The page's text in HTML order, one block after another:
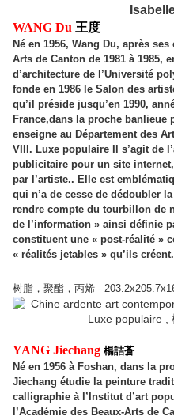
WANG Du 王度
Né en 1956, Wang Du, après
Arts de Canton de 1981 à 1985,
d’architecture de l’Université
fonde en 1986 le Salon des
qu’il préside jusqu’en 1990,
France,dans la proche banlieue
enseigne au Département des
VIII. Luxe populaire Il s’agit de
publicitaire pour un site
par l’artiste.. Elle est
qui n’a de cesse de dédoubler
rendre compte du tourbillon de
de l’information » ainsi définie
constituent une « post-réalité »
« réalités jetables » qu’ils créent.
王
树脂，聚酯，丙烯 -
YANG Jiechang 楊詰蒼
Né en 1956 à Foshan, dans la
Jiechang étudie la peinture
calligraphie à l’Institut d’art
l’Académie des Beaux-Arts de